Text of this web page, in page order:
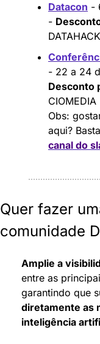
Datacon -
-
Desconto
CIOMEDIA
Obs:
canal do
Quer fazer
comunidade
Amplie a
entre as
garantindo que
diretamente as
inteligência